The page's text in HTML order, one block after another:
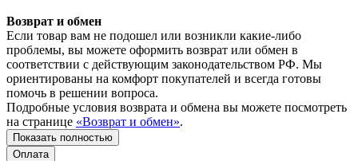
Возврат и обмен
Если товар вам не подошел или возникли какие-либо
проблемы, вы можете оформить возврат или обмен в
соответствии с действующим законодательством РФ. Мы
ориентированы на комфорт покупателей и всегда готовы
помочь в решении вопроса.
Подробные условия возврата и обмена вы можете посмотреть
на странице «Возврат и обмен».
Показать полностью
Оплата